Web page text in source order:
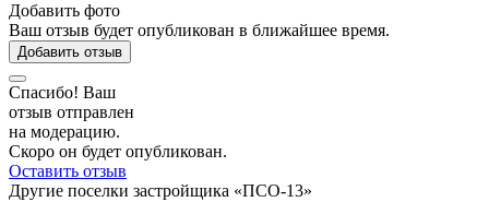
Добавить фото
Ваш отзыв будет опубликован в ближайшее время.
Добавить отзыв
Спасибо! Ваш
отзыв отправлен
на модерацию.
Скоро он будет опубликован.
Оставить отзыв
Другие поселки застройщика «ПСО-13»